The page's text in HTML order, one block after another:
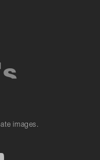
images.